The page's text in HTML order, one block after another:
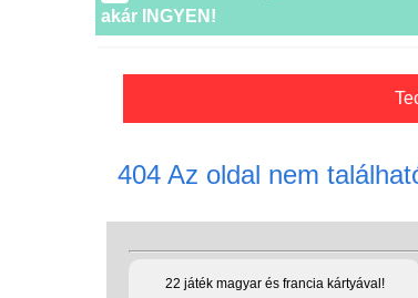
akár INGYEN!
404 Az oldal nem
22 játék magyar és francia kártyával!